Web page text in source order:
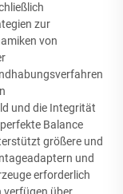
zur
von
und die Integrität
Balance
größere und
und
erforderlich